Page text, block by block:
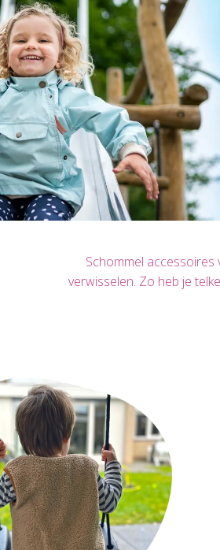
Schommel accessoires
verwisselen. Zo heb je